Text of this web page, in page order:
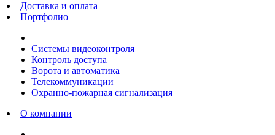
Доставка и оплата
Портфолио
Системы видеоконтроля
Контроль доступа
Ворота и автоматика
Телекоммуникации
Охранно-пожарная сигнализация
О компании